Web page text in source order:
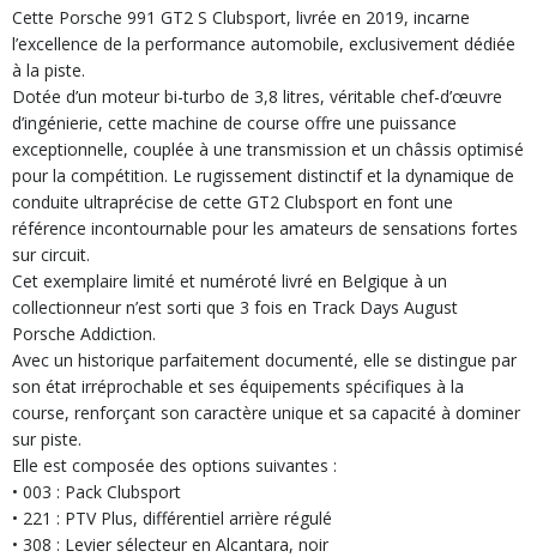
Cette Porsche 991 GT2 S Clubsport, livrée en 2019, incarne
l’excellence de la performance automobile, exclusivement dédiée
à la piste.
Dotée d’un moteur bi-turbo de 3,8 litres, véritable chef-d’œuvre
d’ingénierie, cette machine de course offre une puissance
exceptionnelle, couplée à une transmission et un châssis optimisé
pour la compétition. Le rugissement distinctif et la dynamique de
conduite ultraprécise de cette GT2 Clubsport en font une
référence incontournable pour les amateurs de sensations fortes
sur circuit.
Cet exemplaire limité et numéroté livré en Belgique à un
collectionneur n’est sorti que 3 fois en Track Days August
Porsche Addiction.
Avec un historique parfaitement documenté, elle se distingue par
son état irréprochable et ses équipements spécifiques à la
course, renforçant son caractère unique et sa capacité à dominer
sur piste.
Elle est composée des options suivantes :
• 003 : Pack Clubsport
• 221 : PTV Plus, différentiel arrière régulé
• 308 : Levier sélecteur en Alcantara, noir